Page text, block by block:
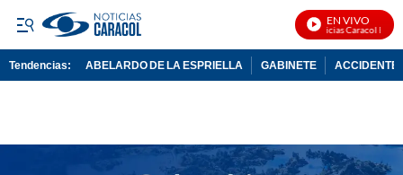
EN VIVO
Noticias Caracol En
Tendencias: ABELARDO DE LA ESPRIELLA GABINETE ACCIDENTE